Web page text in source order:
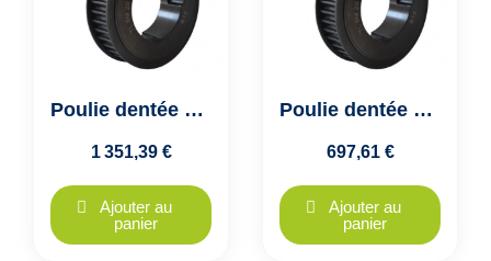
Poulie dentée HTD 14M - 168 dents - largeur 115mm - moyeu 4040
1 351,39 €
Ajouter au
panier
Poulie dentée HTD 14M - 168 dents - largeur 40mm - moyeu 3020
697,61 €
Ajouter au
panier